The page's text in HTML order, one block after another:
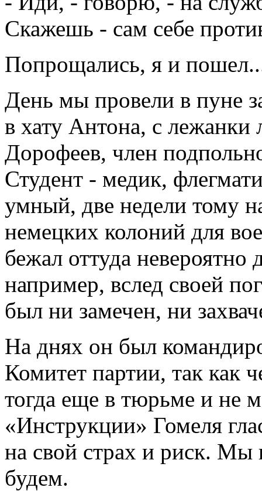
Скажешь - сам себе
Попрощались, я и
День мы провели в пуне
в хату Антона, с лежанки
Дорофеев, член
Студент - медик,
умный, две недели тому
немецких колоний для
бежал оттуда
например, вслед своей
был ни замечен, ни
На днях он был
Комитет партии, так как
тогда еще в тюрьме и не
«Инструкции» Гомеля
на свой страх и риск. Мы
будем.